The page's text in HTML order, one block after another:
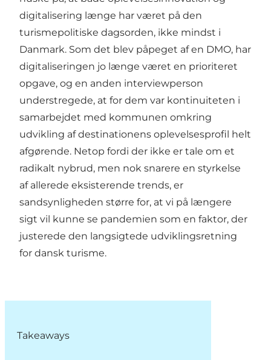
digitalisering længe har været på den
turismepolitiske dagsorden, ikke mindst i
Danmark. Som det blev påpeget af en DMO, har
digitaliseringen jo længe været en prioriteret
opgave, og en anden interviewperson
understregede, at for dem var kontinuiteten i
samarbejdet med kommunen omkring
udvikling af destinationens oplevelsesprofil helt
afgørende. Netop fordi der ikke er tale om et
radikalt nybrud, men nok snarere en styrkelse
af allerede eksisterende trends, er
sandsynligheden større for, at vi på længere
sigt vil kunne se pandemien som en faktor, der
justerede den langsigtede udviklingsretning
for dansk turisme.
Takeaways